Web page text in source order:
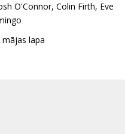
O'Connor, Colin Firth, Eve
mājas lapa